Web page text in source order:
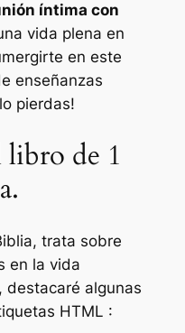
íntima con
vida plena en
en este
enseñanzas
pierdas!
libro de 1
trata sobre
en la vida
destacaré algunas
HTML :